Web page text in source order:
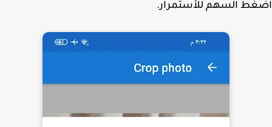
السهم للأستمرار.